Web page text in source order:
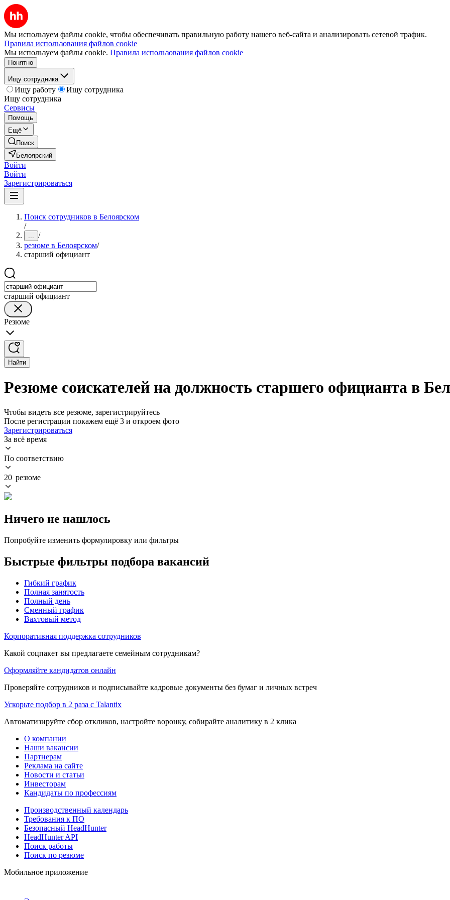
Мы используем файлы cookie, чтобы обеспечивать правильную работу нашего веб-сайта и анализировать сетевой трафик.
Правила использования файлов cookie
Мы используем файлы cookie. Правила использования файлов cookie
Понятно
Ищу сотрудника
Ищу работу
Ищу сотрудника
Ищу сотрудника
Сервисы
Помощь
Ещё
Поиск
Белоярский
Войти
Войти
Зарегистрироваться
Поиск сотрудников в Белоярском
/
... /
резюме в Белоярском/
старший официант
старший официант
Резюме
Найти
Резюме соискателей на должность старшего официанта в
Чтобы видеть все резюме, зарегистрируйтесь
После регистрации покажем ещё 3 и откроем фото
Зарегистрироваться
За всё время
По соответствию
20 резюме
Ничего не нашлось
Попробуйте изменить формулировку или фильтры
Быстрые фильтры подбора вакансий
Гибкий график
Полная занятость
Полный день
Сменный график
Вахтовый метод
Корпоративная поддержка сотрудников
Какой соцпакет вы предлагаете семейным сотрудникам?
Оформляйте кандидатов онлайн
Проверяйте сотрудников и подписывайте кадровые документы без бумаг и личных встреч
Ускорьте подбор в 2 раза с Talantix
Автоматизируйте сбор откликов, настройте воронку, собирайте аналитику в 2 клика
О компании
Наши вакансии
Партнерам
Реклама на сайте
Новости и статьи
Инвесторам
Кандидаты по профессиям
Производственный календарь
Требования к ПО
Безопасный HeadHunter
HeadHunter API
Поиск работы
Поиск по резюме
Мобильное приложение